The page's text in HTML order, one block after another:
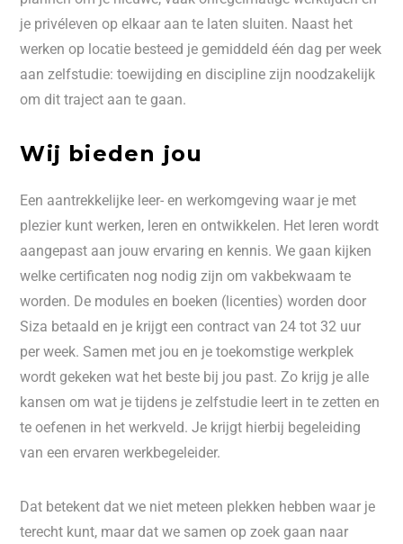
je privéleven op elkaar aan te laten sluiten. Naast het
werken op locatie besteed je gemiddeld één dag per week
aan zelfstudie: toewijding en discipline zijn noodzakelijk
om dit traject aan te gaan.
Wij bieden jou
Een aantrekkelijke leer- en werkomgeving waar je met
plezier kunt werken, leren en ontwikkelen. Het leren wordt
aangepast aan jouw ervaring en kennis. We gaan kijken
welke certificaten nog nodig zijn om vakbekwaam te
worden. De modules en boeken (licenties) worden door
Siza betaald en je krijgt een contract van 24 tot 32 uur
per week. Samen met jou en je toekomstige werkplek
wordt gekeken wat het beste bij jou past. Zo krijg je alle
kansen om wat je tijdens je zelfstudie leert in te zetten en
te oefenen in het werkveld. Je krijgt hierbij begeleiding
van een ervaren werkbegeleider.
Dat betekent dat we niet meteen plekken hebben waar je
terecht kunt, maar dat we samen op zoek gaan naar